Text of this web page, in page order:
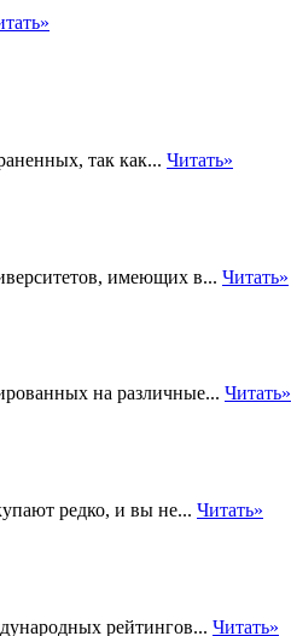
так как... Читать»
имеющих в... Читать»
на различные... Читать»
редко, и вы не... Читать»
рейтингов... Читать»